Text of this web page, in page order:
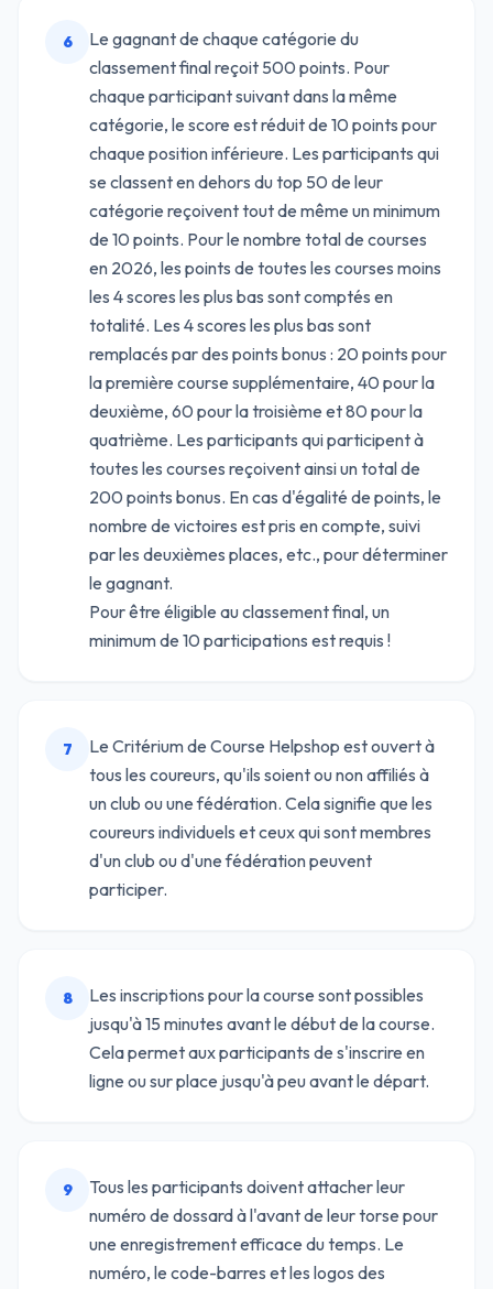
6
Le gagnant de chaque catégorie du
classement final reçoit 500 points. Pour
chaque participant suivant dans la même
catégorie, le score est réduit de 10 points pour
chaque position inférieure. Les participants qui
se classent en dehors du top 50 de leur
catégorie reçoivent tout de même un minimum
de 10 points. Pour le nombre total de courses
en 2026, les points de toutes les courses moins
les 4 scores les plus bas sont comptés en
totalité. Les 4 scores les plus bas sont
remplacés par des points bonus : 20 points pour
la première course supplémentaire, 40 pour la
deuxième, 60 pour la troisième et 80 pour la
quatrième. Les participants qui participent à
toutes les courses reçoivent ainsi un total de
200 points bonus. En cas d'égalité de points, le
nombre de victoires est pris en compte, suivi
par les deuxièmes places, etc., pour déterminer
le gagnant.
Pour être éligible au classement final, un
minimum de 10 participations est requis !
7
Le Critérium de Course Helpshop est ouvert à
tous les coureurs, qu'ils soient ou non affiliés à
un club ou une fédération. Cela signifie que les
coureurs individuels et ceux qui sont membres
d'un club ou d'une fédération peuvent
participer.
8
Les inscriptions pour la course sont possibles
jusqu'à 15 minutes avant le début de la course.
Cela permet aux participants de s'inscrire en
ligne ou sur place jusqu'à peu avant le départ.
9
Tous les participants doivent attacher leur
numéro de dossard à l'avant de leur torse pour
une enregistrement efficace du temps. Le
numéro, le code-barres et les logos des